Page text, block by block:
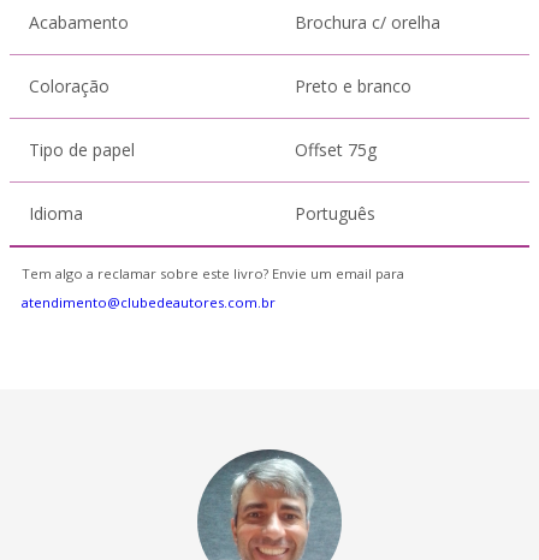
Acabamento Brochura c/ orelha
Coloração Preto e branco
Tipo de papel Offset 75g
Idioma Português
Tem algo a reclamar sobre este livro? Envie um email para
atendimento@clubedeautores.com.br